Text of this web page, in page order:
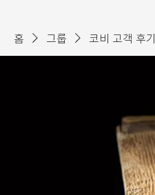
홈 그룹 코비 고객 후기